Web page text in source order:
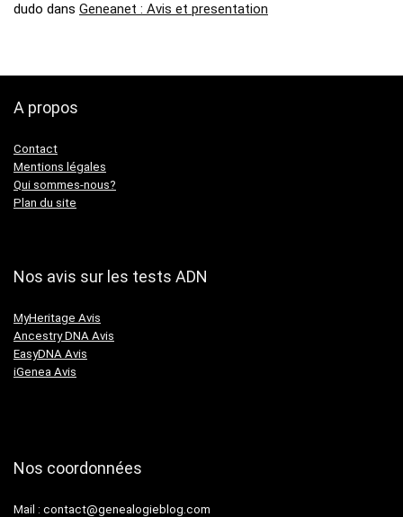
dudo dans Geneanet : Avis et presentation
A propos
Contact
Mentions légales
Qui sommes-nous?
Plan du site
Nos avis sur les tests ADN
MyHeritage Avis
Ancestry DNA Avis
EasyDNA Avis
iGenea Avis
Nos coordonnées
Mail : contact@genealogieblog.com